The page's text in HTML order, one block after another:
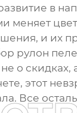
в
меняет
и их
рулон
о
этот
Все